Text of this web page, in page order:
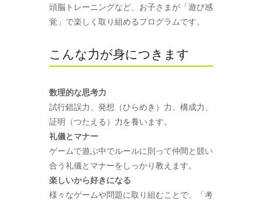
頭脳トレーニングなど、お子さまが「遊び感
覚」で楽しく取り組めるプログラムです。
こんな力が身につきます
数理的な思考力
試行錯誤力、発想（ひらめき）力、構成力、
証明（つたえる）力を養います。
礼儀とマナー
ゲームで遊ぶ中でルールに則って仲間と競い
合う礼儀とマナーをしっかり教えます。
楽しいから好きになる
様々なゲームや問題に取り組むことで、「考